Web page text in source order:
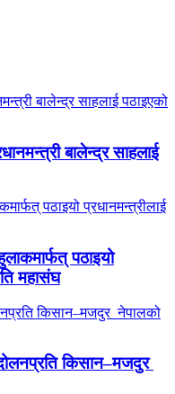
बालेन्द्र साहलाई
पठाइयो
महासंघ
किसान–मजदुर